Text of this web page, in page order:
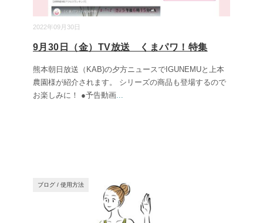
2022年09月30日
9月30日（金）TV放送 くまパワ！特集
熊本朝日放送（KAB)の夕方ニュースでIGUNEMUと上本
農園様が紹介されます。 シリーズの商品も登場するので
お楽しみに！ ●予告動画...
ブログ / 使用方法